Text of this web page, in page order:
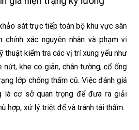
sát trực tiếp toàn bộ khu vực sân
chính xác nguyên nhân và phạm vi
thuật kiểm tra các vị trí xung yếu như
nứt, khe co giãn, chân tường, cổ ống
lớp chống thấm cũ. Việc đánh giá
là cơ sở quan trọng để đưa ra giải
hợp, xử lý triệt để và tránh tái thấm.